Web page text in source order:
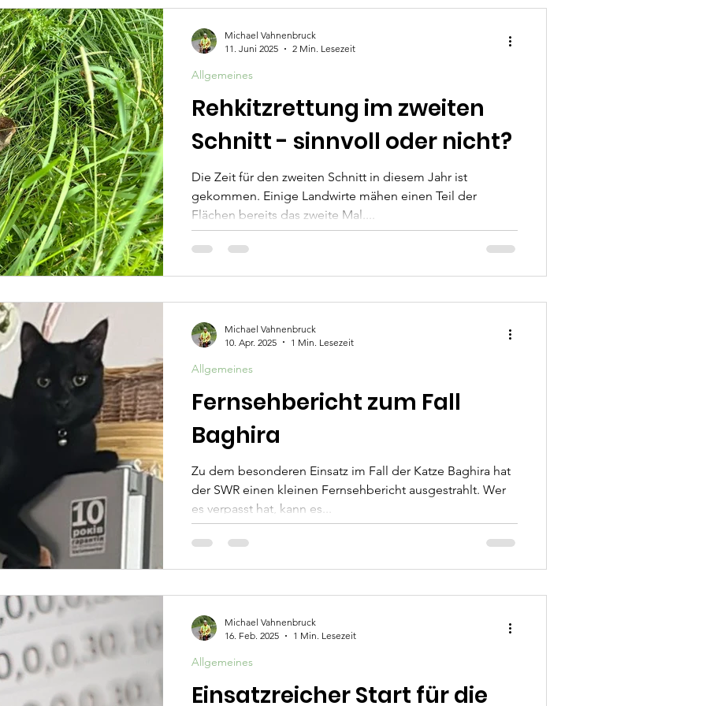
Rehkitzrettung im zweiten
Schnitt - sinnvoll oder nicht?
Die Zeit für den zweiten Schnitt in diesem Jahr ist
gekommen. Einige Landwirte mähen einen Teil der
Flächen bereits das zweite Mal....
Allgemeines
Michael Vahnenbruck
11. Juni 2025
2 Min. Lesezeit
Fernsehbericht zum Fall
Baghira
Zu dem besonderen Einsatz im Fall der Katze Baghira hat
der SWR einen kleinen Fernsehbericht ausgestrahlt. Wer
es verpasst hat, kann es...
Allgemeines
Michael Vahnenbruck
10. Apr. 2025
1 Min. Lesezeit
Einsatzreicher Start für die
Allgemeines
Michael Vahnenbruck
16. Feb. 2025
1 Min. Lesezeit